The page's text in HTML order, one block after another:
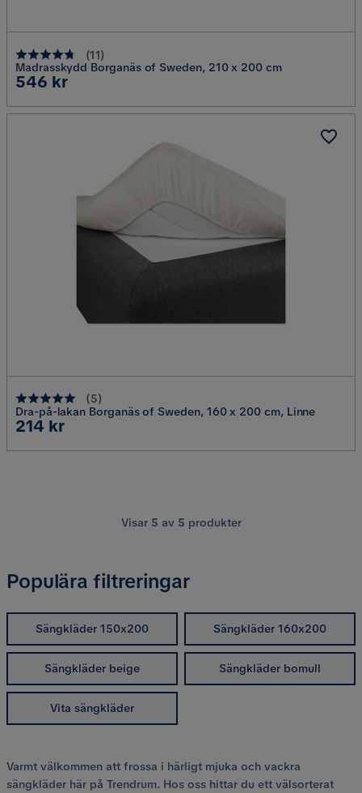
(11)
Madrasskydd Borganäs of Sweden, 210 x 200 cm
Pris
546 kr
(5)
Dra-på-lakan Borganäs of Sweden, 160 x 200 cm, Linne
Pris
214 kr
Visar 5 av 5 produkter
Populära filtreringar
Sängkläder 150x200 Sängkläder 160x200
Sängkläder beige Sängkläder bomull
Vita sängkläder
Varmt välkommen att frossa i härligt mjuka och vackra
sängkläder här på Trendrum. Hos oss hittar du ett välsorterat